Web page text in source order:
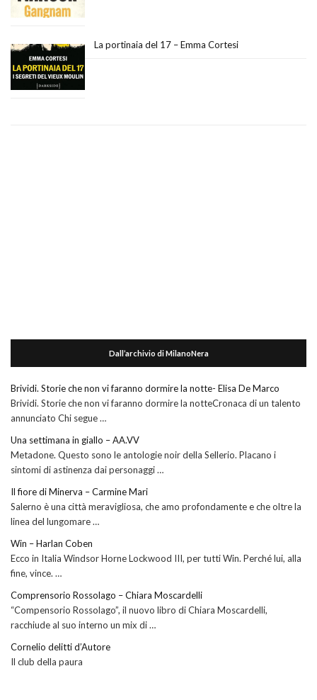
La portinaia del 17 – Emma Cortesi
Dall’archivio di MilanoNera
Brividi. Storie che non vi faranno dormire la notte- Elisa De Marco
Brividi. Storie che non vi faranno dormire la notteCronaca di un talento
annunciato Chi segue …
Una settimana in giallo – AA.VV
Metadone. Questo sono le antologie noir della Sellerio. Placano i
sintomi di astinenza dai personaggi …
Il fiore di Minerva – Carmine Mari
Salerno è una città meravigliosa, che amo profondamente e che oltre la
linea del lungomare …
Win – Harlan Coben
Ecco in Italia Windsor Horne Lockwood III, per tutti Win. Perché lui, alla
fine, vince. …
Comprensorio Rossolago – Chiara Moscardelli
“Compensorio Rossolago”, il nuovo libro di Chiara Moscardelli,
racchiude al suo interno un mix di …
Cornelio delitti d’Autore
Il club della paura